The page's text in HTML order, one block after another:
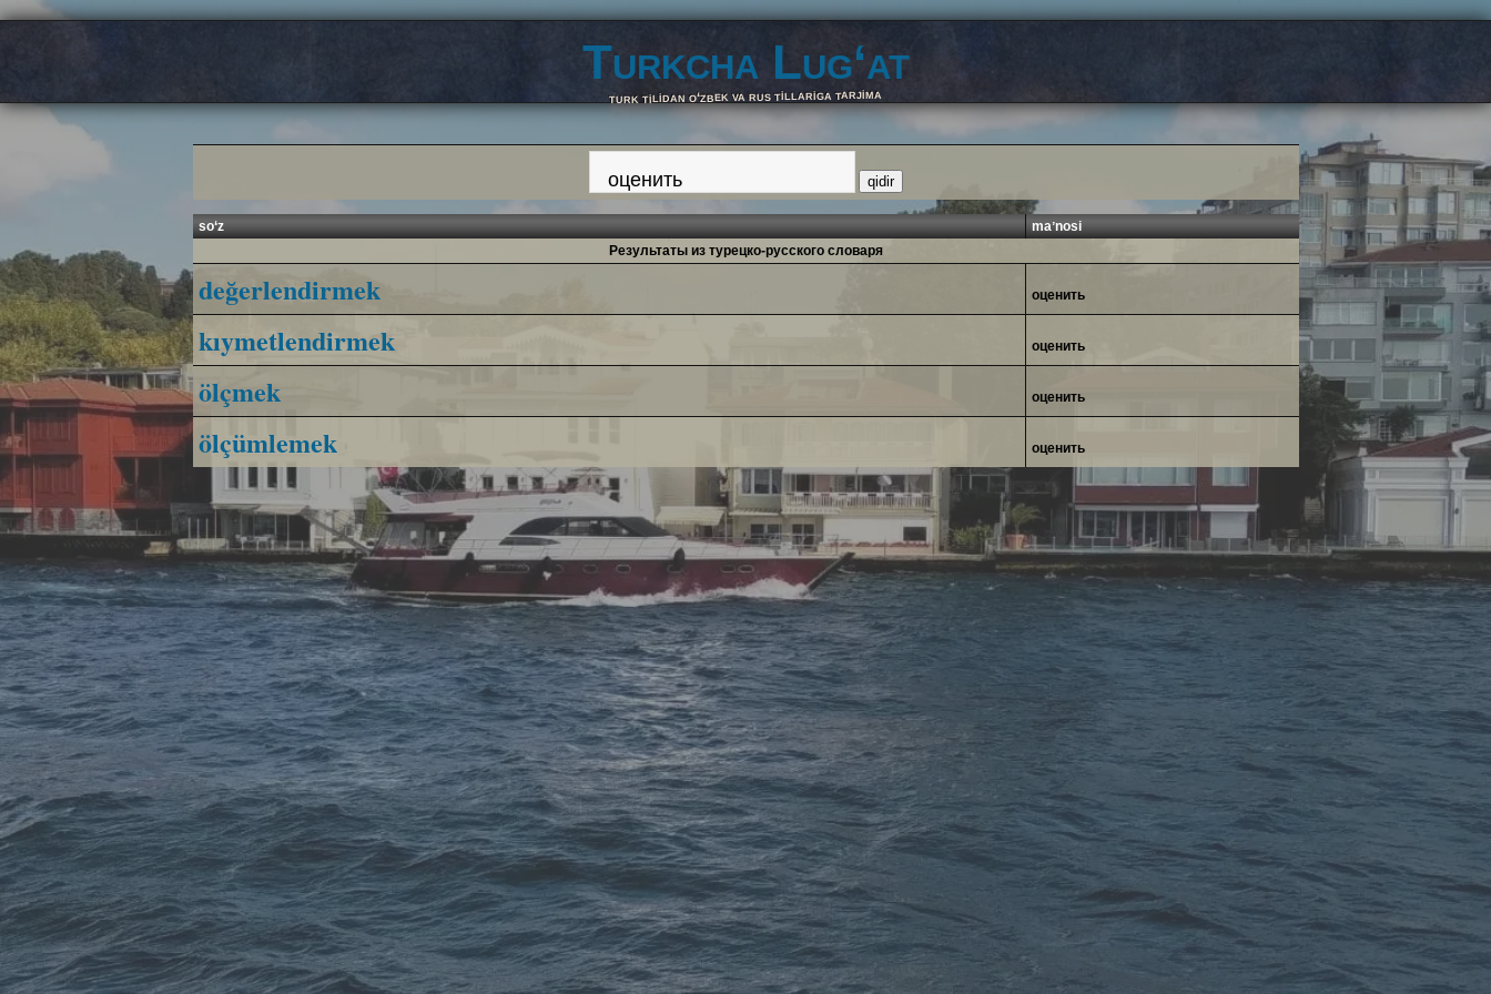
Turkcha Lug‘at
turk tilidan o‘zbek va rus tillariga tarjima
so‘z
maʼnosi
Результаты из турецко-русского словаря
değerlendirmek оценить
kıymetlendirmek оценить
ölçmek оценить
ölçümlemek оценить